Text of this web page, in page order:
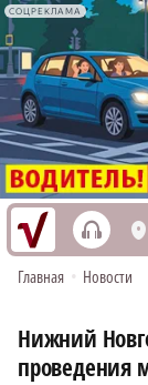
СОЦРЕКЛАМА
h L
Главная • Новости
Нижний
проведения